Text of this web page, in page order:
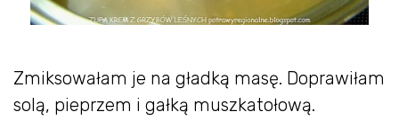
Zmiksowałam je na gładką masę. Doprawiłam
solą, pieprzem i gałką muszkatołową.